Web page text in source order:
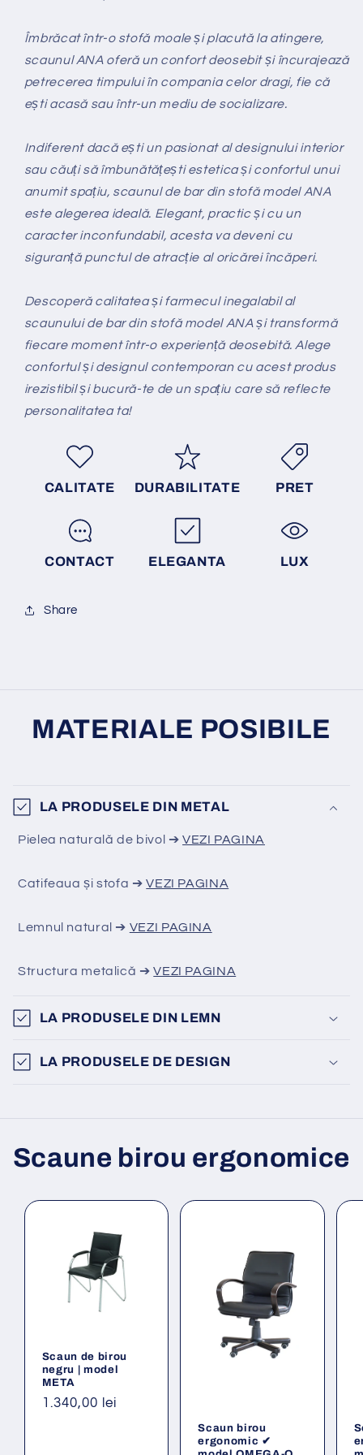
Îmbrăcat într-o stofă moale și placută la atingere,
scaunul ANA oferă un confort deosebit și încurajează
petrecerea timpului în compania celor dragi, fie că
ești acasă sau într-un mediu de socializare.
Indiferent dacă ești un pasionat al designului interior
sau căuți să îmbunătățești estetica și confortul unui
anumit spațiu, scaunul de bar din stofă model ANA
este alegerea ideală. Elegant, practic și cu un
caracter inconfundabil, acesta va deveni cu
siguranță punctul de atracție al oricărei încăperi.
Descoperă calitatea și farmecul inegalabil al
scaunului de bar din stofă model ANA și transformă
fiecare moment într-o experiență deosebită. Alege
confortul și designul contemporan cu acest produs
irezistibil și bucură-te de un spațiu care să reflecte
personalitatea ta!
CALITATE DURABILITATE PRET
CONTACT ELEGANTA LUX
Share
MATERIALE POSIBILE
LA PRODUSELE DIN METAL
Pielea naturală de bivol ➔VEZI PAGINA
Catifeaua și stofa ➔VEZI PAGINA
Lemnul natural ➔ VEZI PAGINA
Structura metalică ➔VEZI PAGINA
LA PRODUSELE DIN LEMN
LA PRODUSELE DE DESIGN
Scaune birou ergonomice
Scaun de birou
negru | model
META
Preț
1.340,00 lei
Scaun birou
ergonomic ✔